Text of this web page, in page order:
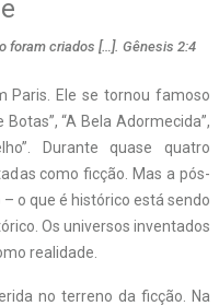
foram criados […]. Gênesis 2:4
Paris. Ele se tornou famoso
“A Bela Adormecida”,
Durante quase quatro
como ficção. Mas a pós-
o que é histórico está sendo
Os universos inventados
realidade.
no terreno da ficção. Na